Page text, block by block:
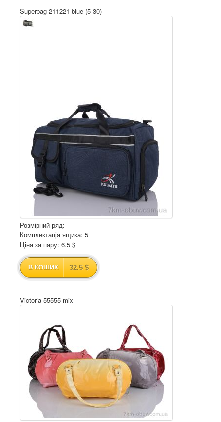
Superbag 211221 blue (5-30)
Розмірний ряд:
Комплектація ящика: 5
Ціна за пару: 6.5 $
В КОШИК 32.5 $
Victoria 55555 mix